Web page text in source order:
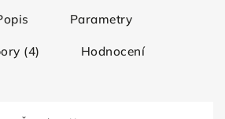
Parametry
(4) Hodnocení